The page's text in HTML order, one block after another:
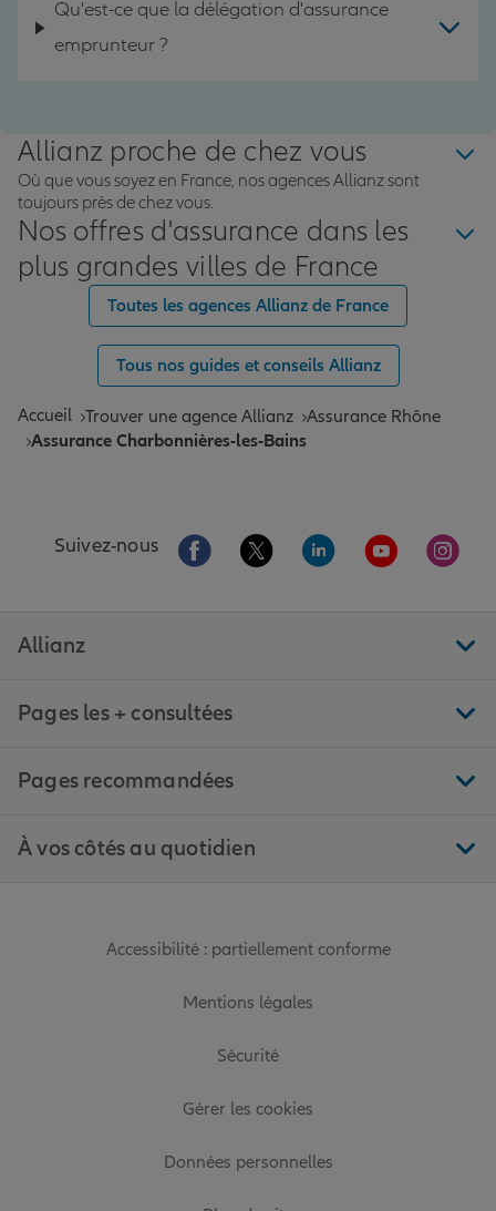
Qu'est-ce que la délégation d'assurance
emprunteur ?
Allianz proche de chez vous
Où que vous soyez en France, nos agences Allianz sont
toujours près de chez vous.
Nos offres d'assurance dans les
plus grandes villes de France
Toutes les agences Allianz de France
Tous nos guides et conseils Allianz
Accueil Trouver une agence Allianz Assurance Rhône
Assurance Charbonnières-les-Bains
Suivez-nous Aller sur la page Facebook de Allianz
Aller sur la page Twitter de
Aller sur la page
Aller sur la
Aller
Allianz
Pages les + consultées
Pages recommandées
À vos côtés au quotidien
Accessibilité : partiellement conforme
Mentions légales
Sécurité
Gérer les cookies
Données personnelles